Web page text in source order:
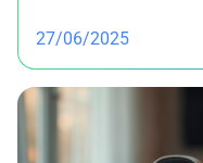
27/06/2025